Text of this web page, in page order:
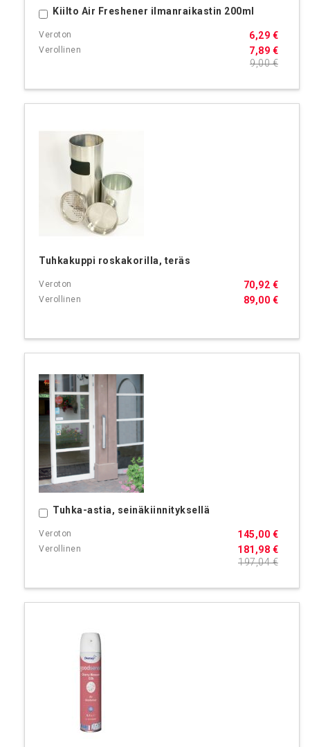
Kiilto Air Freshener ilmanraikastin 200ml
7,89 €
6,29 €
9,00 €
Ostoskoriin
Tuhkakuppi roskakorilla, teräs
89,00 €
70,92 €
Tuhka-astia, seinäkiinnityksellä
181,98 €
145,00 €
197,04 €
Ostoskoriin